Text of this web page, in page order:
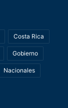
Costa Rica
Gobierno
Nacionales